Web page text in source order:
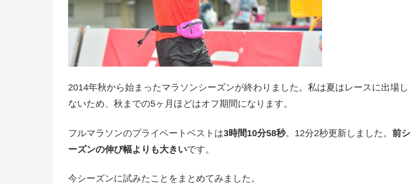
2014年秋から始まったマラソンシーズンが終わりました。私は夏はレースに出場し
ないため、秋までの5ヶ月ほどはオフ期間になります。
フルマラソンのプライベートベストは3時間10分58秒。12分2秒更新しました。 前シ
ーズンの伸び幅よりも大きいです。
今シーズンに試みたことをまとめてみました。